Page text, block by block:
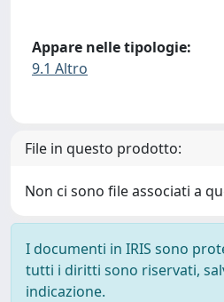
Appare nelle tipologie:
9.1 Altro
File in questo prodotto:
Non ci sono file associati a
I documenti in IRIS sono
tutti i diritti sono riservati,
indicazione.